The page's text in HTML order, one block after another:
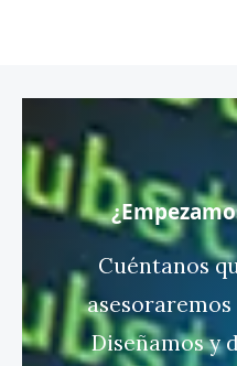
¿Empezamo
Cuéntanos
Diseñamos y